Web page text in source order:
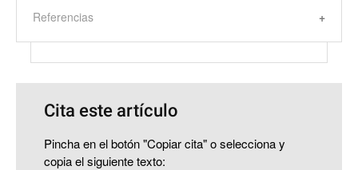
Referencias
Cita este artículo
Pincha en el botón "Copiar cita" o selecciona y
copia el siguiente texto: